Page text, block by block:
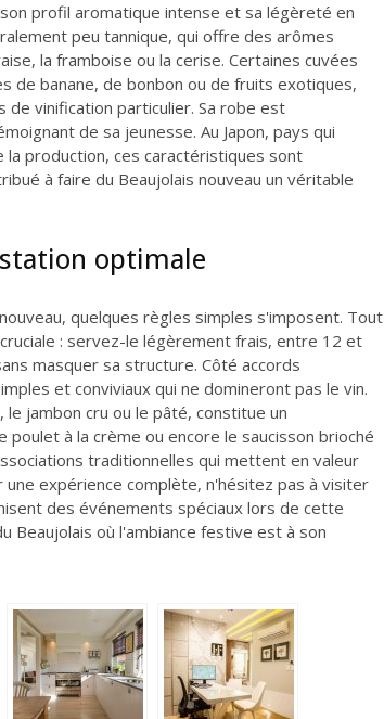
profil aromatique intense et sa légèreté en
peu tannique, qui offre des arômes
la framboise ou la cerise. Certaines cuvées
de banane, de bonbon ou de fruits exotiques,
vinification particulier. Sa robe est
de sa jeunesse. Au Japon, pays qui
production, ces caractéristiques sont
à faire du Beaujolais nouveau un véritable
optimale
quelques règles simples s'imposent. Tout
: servez-le légèrement frais, entre 12 et
masquer sa structure. Côté accords
et conviviaux qui ne domineront pas le vin.
jambon cru ou le pâté, constitue un
poulet à la crème ou encore le saucisson brioché
traditionnelles qui mettent en valeur
une expérience complète, n'hésitez pas à visiter
des événements spéciaux lors de cette
Beaujolais où l'ambiance festive est à son